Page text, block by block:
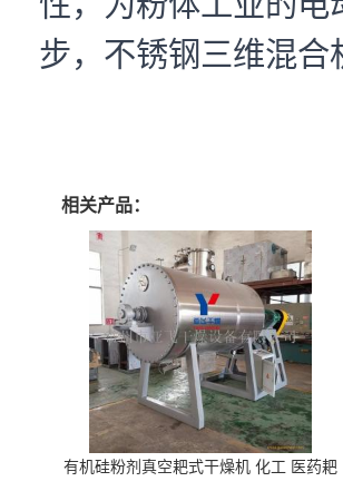
步，不锈钢三维混
相关产品：
有机硅粉剂真空耙式干燥机 化工 医药耙